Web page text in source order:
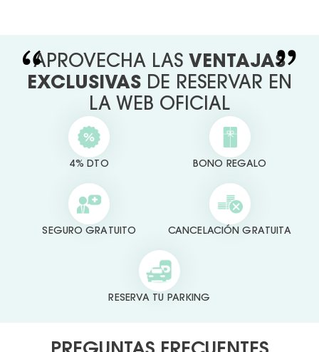
APROVECHA LAS VENTAJAS
EXCLUSIVAS DE RESERVAR EN
LA WEB OFICIAL
4% DTO BONO REGALO
SEGURO GRATUITO CANCELACIÓN GRATUITA
RESERVA TU PARKING